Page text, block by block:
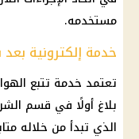
مستخدمه.
خدمة إلكترونية
تعتمد خدمة تتبع
بلاغ أولًا في قسم
الذي تبدأ من خلاله